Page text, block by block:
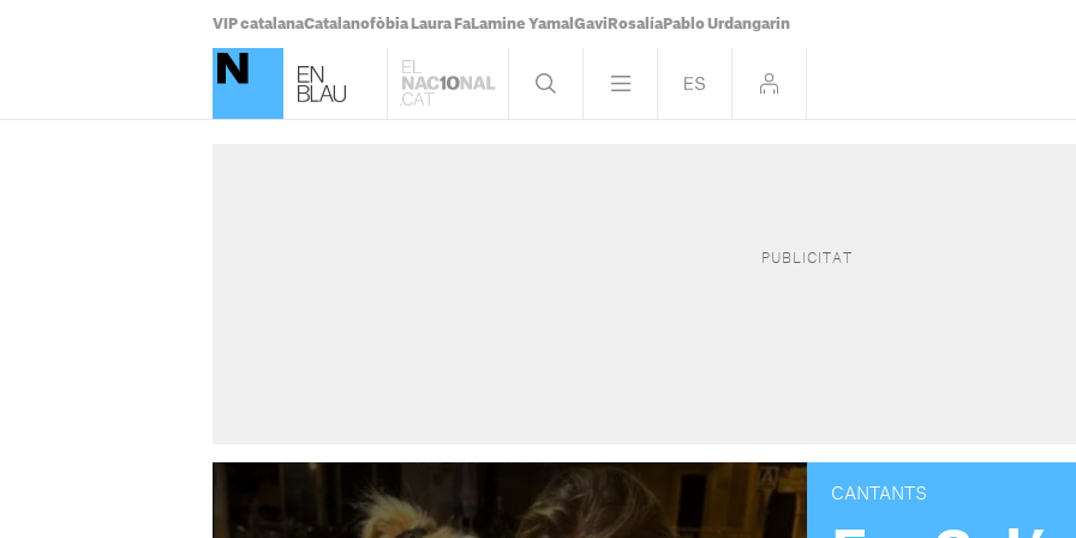
VIP catalanaCatalanofòbia Laura Fa Lamine Yamal Gavi Rosalía Pablo Urdangarin
CANTANTS